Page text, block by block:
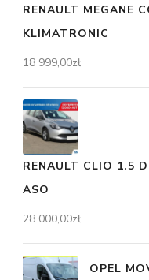
RENAULT MEGANE
KLIMATRONIC
18 999,00zł
RENAULT CLIO 1.5
ASO
28 000,00zł
OPEL